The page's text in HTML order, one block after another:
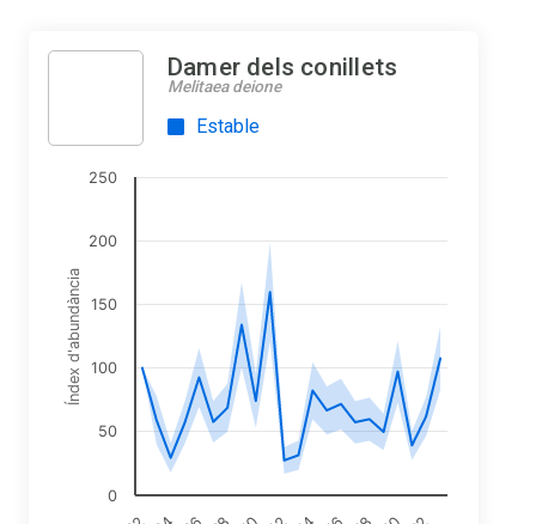
Damer dels conillets
Melitaea deione
Estable
Índex d'abundància
0
50
100
150
200
250